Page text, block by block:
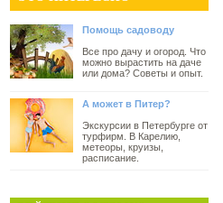
Помощь садоводу
Все про дачу и огород. Что
можно вырастить на даче
или дома? Советы и опыт.
А может в Питер?
Экскурсии в Петербурге от
турфирм. В Карелию,
метеоры, круизы,
расписание.